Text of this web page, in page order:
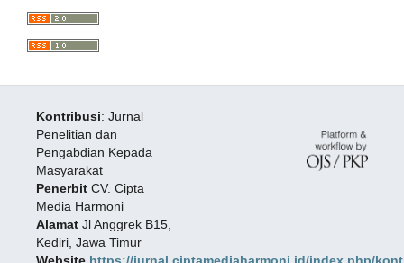
Kontribusi: Jurnal
Penelitian dan
Pengabdian Kepada
Masyarakat
PenerbitCV. Cipta
Media Harmoni
AlamatJl Anggrek B15,
Kediri, Jawa Timur